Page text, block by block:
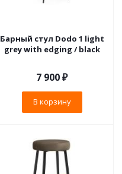
Барный стул Dodo 1 light
grey with edging / black
7 900₽
В корзину